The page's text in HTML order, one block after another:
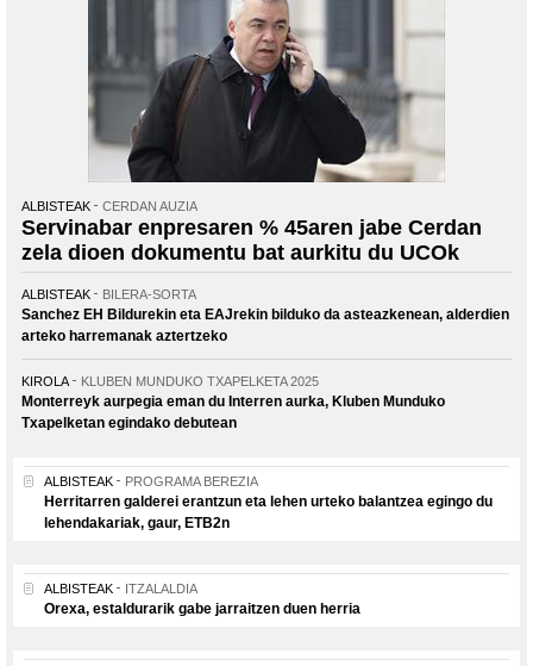
ALBISTEAK CERDAN AUZIA
Servinabar enpresaren % 45aren jabe Cerdan
zela dioen dokumentu bat aurkitu du UCOk
ALBISTEAK BILERA-SORTA
Sanchez EH Bildurekin eta EAJrekin bilduko da asteazkenean, alderdien
arteko harremanak aztertzeko
KIROLA KLUBEN MUNDUKO TXAPELKETA 2025
Monterreyk aurpegia eman du Interren aurka, Kluben Munduko
Txapelketan egindako debutean
ALBISTEAK PROGRAMA BEREZIA
Herritarren galderei erantzun eta lehen urteko balantzea egingo du
lehendakariak, gaur, ETB2n
ALBISTEAK ITZALALDIA
Orexa, estaldurarik gabe jarraitzen duen herria